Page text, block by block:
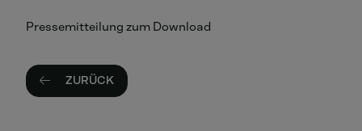
Pressemitteilung zum Download
ZURÜCK